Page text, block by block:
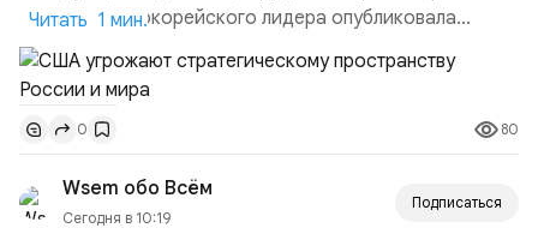
сестра северокорейского лидера опубликовала
заявление для прессы в ответ на проведение Токио
совместных с флотом США запусков крылатых ракет
Томагавк.«Япония отбросила обманчивую видимость
„исключительно оборонительной страны“ и выносит
вопрос о собственном ядерном вооружении на
всеобщее обозрение, одновреме...
Читать 1 мин.
0 80
Wsem обо Всём
Сегодня в 10:19
Подписаться